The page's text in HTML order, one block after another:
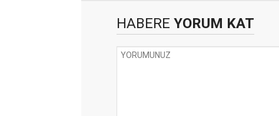
HABERE YORUM KAT